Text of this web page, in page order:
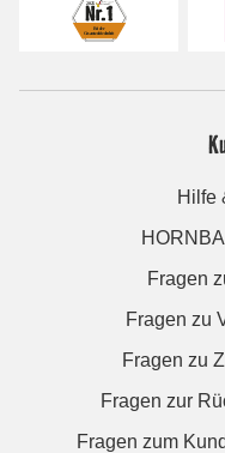
Hilfe
Fragen
Fragen zu
Fragen zu
Fragen zur
Fragen zum